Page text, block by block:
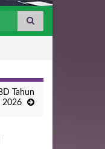
Tahun
2026